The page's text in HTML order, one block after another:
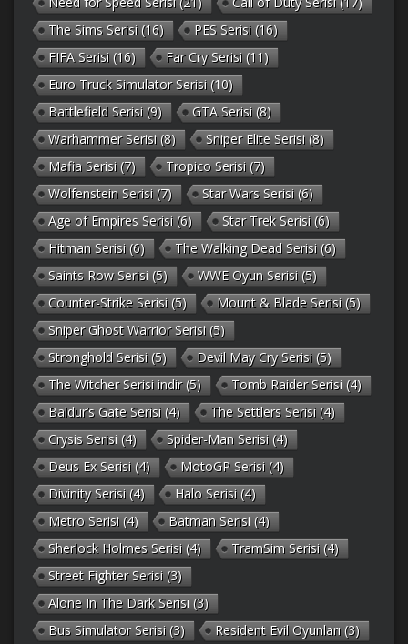
The Sims Serisi (16) PES Serisi (16)
FIFA Serisi (16) Far Cry Serisi (11)
Euro Truck Simulator Serisi (10)
Battlefield Serisi (9) GTA Serisi (8)
Warhammer Serisi (8) Sniper Elite Serisi (8)
Mafia Serisi (7) Tropico Serisi (7)
Wolfenstein Serisi (7) Star Wars Serisi (6)
Age of Empires Serisi (6) Star Trek Serisi (6)
Hitman Serisi (6) The Walking Dead Serisi (6)
Saints Row Serisi (5) WWE Oyun Serisi (5)
Counter-Strike Serisi (5) Mount & Blade Serisi (5)
Sniper Ghost Warrior Serisi (5)
Stronghold Serisi (5) Devil May Cry Serisi (5)
The Witcher Serisi indir(5) Tomb Raider Serisi (4)
Baldur’s Gate Serisi (4) The Settlers Serisi (4)
Crysis Serisi (4) Spider-Man Serisi (4)
Deus Ex Serisi (4) MotoGP Serisi (4)
Divinity Serisi (4) Halo Serisi (4)
Metro Serisi (4) Batman Serisi (4)
Sherlock Holmes Serisi (4) TramSim Serisi (4)
Street Fighter Serisi (3)
Alone In The Dark Serisi (3)
Bus Simulator Serisi (3) Resident Evil Oyunları (3)